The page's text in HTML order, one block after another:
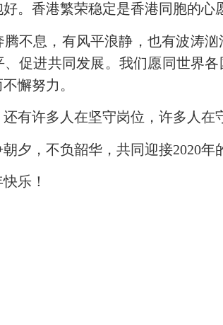
。香港繁荣稳定是香港同胞的心
息，有风平浪静，也有波涛汹
促进共同发展。我们愿同世界
懈努力。
许多人在坚守岗位，许多人在
，不负韶华，共同迎接2020年
乐！